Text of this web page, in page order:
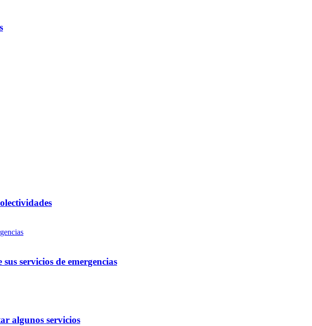
servicios de emergencias
algunos servicios